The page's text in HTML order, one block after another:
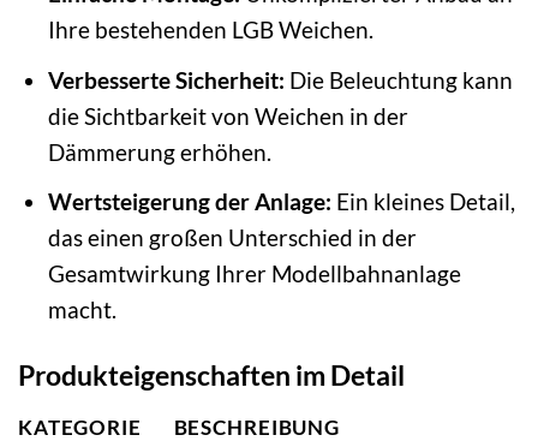
Ihre bestehenden LGB Weichen.
Verbesserte Sicherheit: Die Beleuchtung kann
die Sichtbarkeit von Weichen in der
Dämmerung erhöhen.
Wertsteigerung der Anlage: Ein kleines Detail,
das einen großen Unterschied in der
Gesamtwirkung Ihrer Modellbahnanlage
macht.
Produkteigenschaften im Detail
KATEGORIE
BESCHREIBUNG